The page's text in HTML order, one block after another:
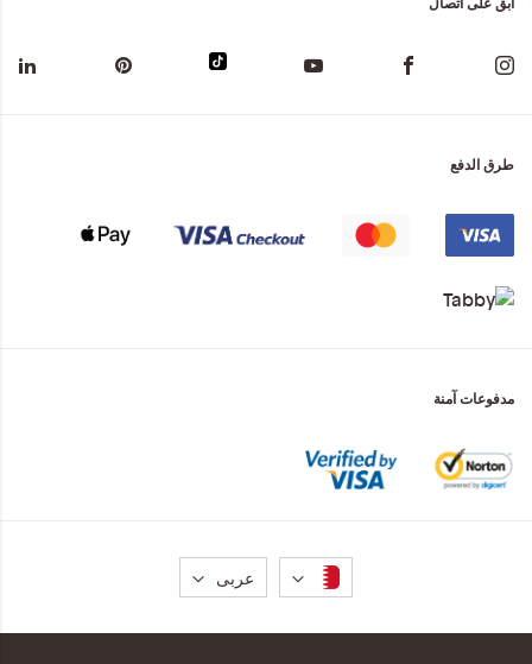
طرق الدفع
مدفوعات آمنة
لغة
عربى